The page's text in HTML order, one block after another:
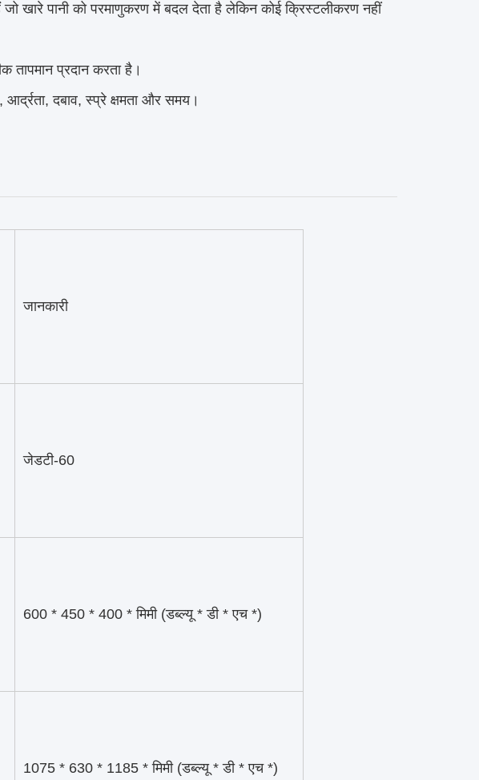
खारे पानी को परमाणुकरण में बदल देता है लेकिन कोई क्रिस्टलीकरण नहीं
तापमान प्रदान करता है।
आर्द्रता, दबाव, स्प्रे क्षमता और समय।
जानकारी
जेडटी-60
600 * 450 * 400 * मिमी (डब्ल्यू * डी * एच *)
1075 * 630 * 1185 * मिमी (डब्ल्यू * डी * एच *)